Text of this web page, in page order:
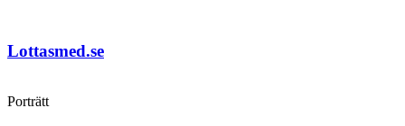
Lottasmed.se
Porträtt